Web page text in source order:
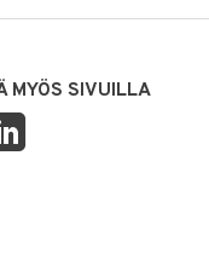
MYÖS SIVUILLA